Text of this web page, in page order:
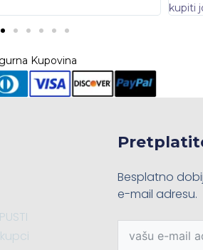
Kupovina
Besplatno
e-mail adresu.